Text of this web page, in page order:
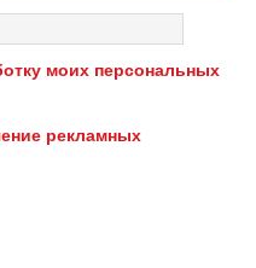
моих персональных
рекламных